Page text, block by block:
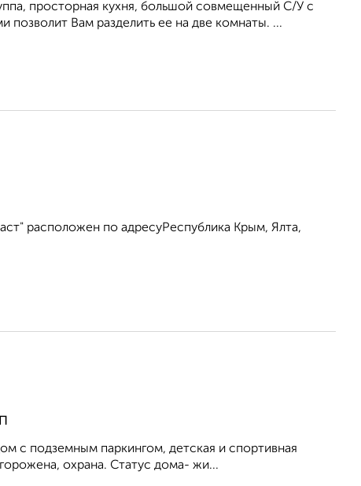
просторная кухня, большой совмещенный С/У с
позволит Вам разделить ее на две комнаты. ...
расположен по адресуРеспублика Крым, Ялта,
с подземным паркингом, детская и спортивная
охрана. Статус дома- жи...